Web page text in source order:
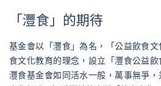
「灃食」的期待
基金會以「灃食」為名，「公益飲食
食文化教育的理念，設立「灃食公益
灃食基金會如同活水一般，萬事無爭